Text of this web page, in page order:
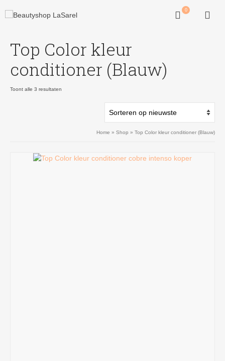
0
Top Color kleur
conditioner (Blauw)
Toont alle 3 resultaten
Home » Shop » Top Color kleur conditioner (Blauw)